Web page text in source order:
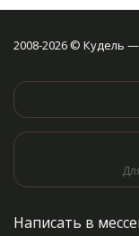
2008-2026 © Кудель
Написать в